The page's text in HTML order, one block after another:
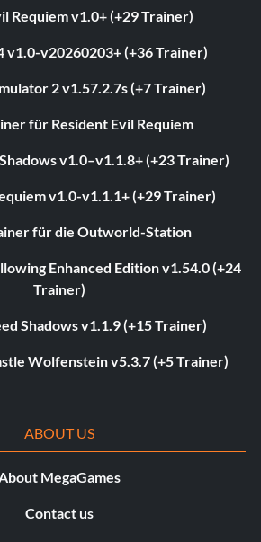
Requiem v1.0+ (+29 Trainer)
v1.0-v20260203+ (+36 Trainer)
2 v1.57.2.7s (+7 Trainer)
für Resident Evil Requiem
Shadows v1.0–v1.1.8+ (+23 Trainer)
v1.0-v1.1.1+ (+29 Trainer)
für die Outworld-Station
Enhanced Edition v1.54.0 (+24
Trainer)
Shadows v1.1.9 (+15 Trainer)
Wolfenstein v5.3.7 (+5 Trainer)
ABOUT US
About MegaGames
Contact us